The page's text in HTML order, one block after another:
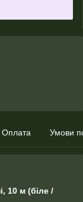
Оплата Умови
10 м (біле /